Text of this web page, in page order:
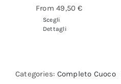
From49,50€
Scegli
Dettagli
Categories: Completo Cuoco